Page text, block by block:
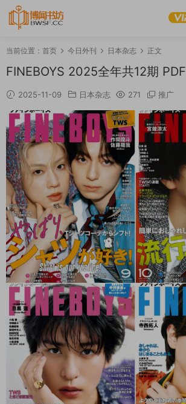
当前位置： 首页 今日外刊 日本杂志 正文
FINEBOYS 2025全年共12期 PDF
2025-11-09 日本杂志 271 推广